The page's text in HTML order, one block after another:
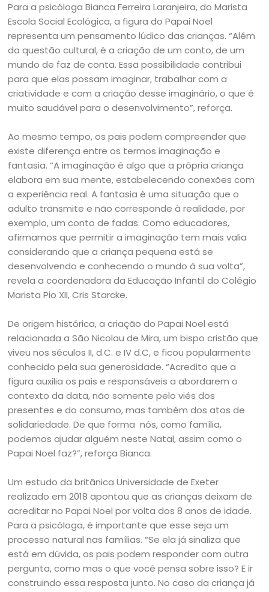
Para a psicóloga Bianca Ferreira Laranjeira, do Marista
Escola Social Ecológica, a figura do Papai Noel
representa um pensamento lúdico das crianças. “Além
da questão cultural, é a criação de um conto, de um
mundo de faz de conta. Essa possibilidade contribui
para que elas possam imaginar, trabalhar com a
criatividade e com a criação desse imaginário, o que é
muito saudável para o desenvolvimento”, reforça.
Ao mesmo tempo, os pais podem compreender que
existe diferença entre os termos imaginação e
fantasia. “A imaginação é algo que a própria criança
elabora em sua mente, estabelecendo conexões com
a experiência real. A fantasia é uma situação que o
adulto transmite e não corresponde à realidade, por
exemplo, um conto de fadas. Como educadores,
afirmamos que permitir a imaginação tem mais valia
considerando que a criança pequena está se
desenvolvendo e conhecendo o mundo à sua volta”,
revela a coordenadora da Educação Infantil do Colégio
Marista Pio XII, Cris Starcke.
De origem histórica, a criação do Papai Noel está
relacionada a São Nicolau de Mira, um bispo cristão que
viveu nos séculos II, d.C. e IV d.C, e ficou popularmente
conhecido pela sua generosidade. “Acredito que a
figura auxilia os pais e responsáveis a abordarem o
contexto da data, não somente pelo viés dos
presentes e do consumo, mas também dos atos de
solidariedade. De que forma nós, como família,
podemos ajudar alguém neste Natal, assim como o
Papai Noel faz?”, reforça Bianca.
Um estudo da britânica Universidade de Exeter
realizado em 2018 apontou que as crianças deixam de
acreditar no Papai Noel por volta dos 8 anos de idade.
Para a psicóloga, é importante que esse seja um
processo natural nas famílias. “Se ela já sinaliza que
está em dúvida, os pais podem responder com outra
pergunta, como mas o que você pensa sobre isso? E ir
construindo essa resposta junto. No caso da criança já